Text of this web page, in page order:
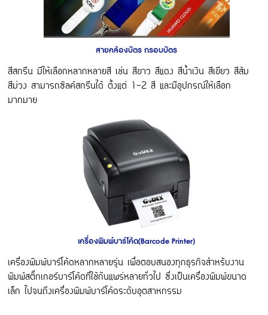
สายคล้องบัตร กรอบบัตร
สีสกรีน มีให้เลือกหลากหลายสี เช่น สีขาว สีแดง สีน้ำเงิน สีเขียว สีส้ม
สีม่วง สามารถซิลค์สกรีนได้ ตั้งแต่ 1-2 สี และมีอุปกรณ์ให้เลือก
มากมาย
เครื่องพิมพ์บาร์โค้ด(Barcode Printer)
เครื่องพิมพ์บาร์โค้ดหลากหลายรุ่น เพื่อตอบสนองทุกธุรกิจสำหรับงาน
พิมพ์สติ๊กเกอร์บาร์โค้ดที่ใช้กันแพร่หลายทั่วไป ซึ่งเป็นเครื่องพิมพ์ขนาด
เล็ก ไปจนถึงเครื่องพิมพ์บาร์โค้ดระดับอุตสาหกรรม